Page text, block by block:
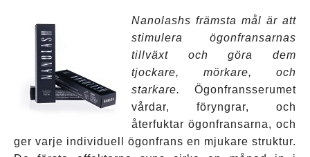
Nanolashs främsta mål är att
stimulera ögonfransarnas
tillväxt och göra dem
tjockare, mörkare, och
starkare.
Ögonfransserumet
vårdar, föryngrar, och
återfuktar ögonfransarna, och
ger varje individuell ögonfrans en mjukare struktur.